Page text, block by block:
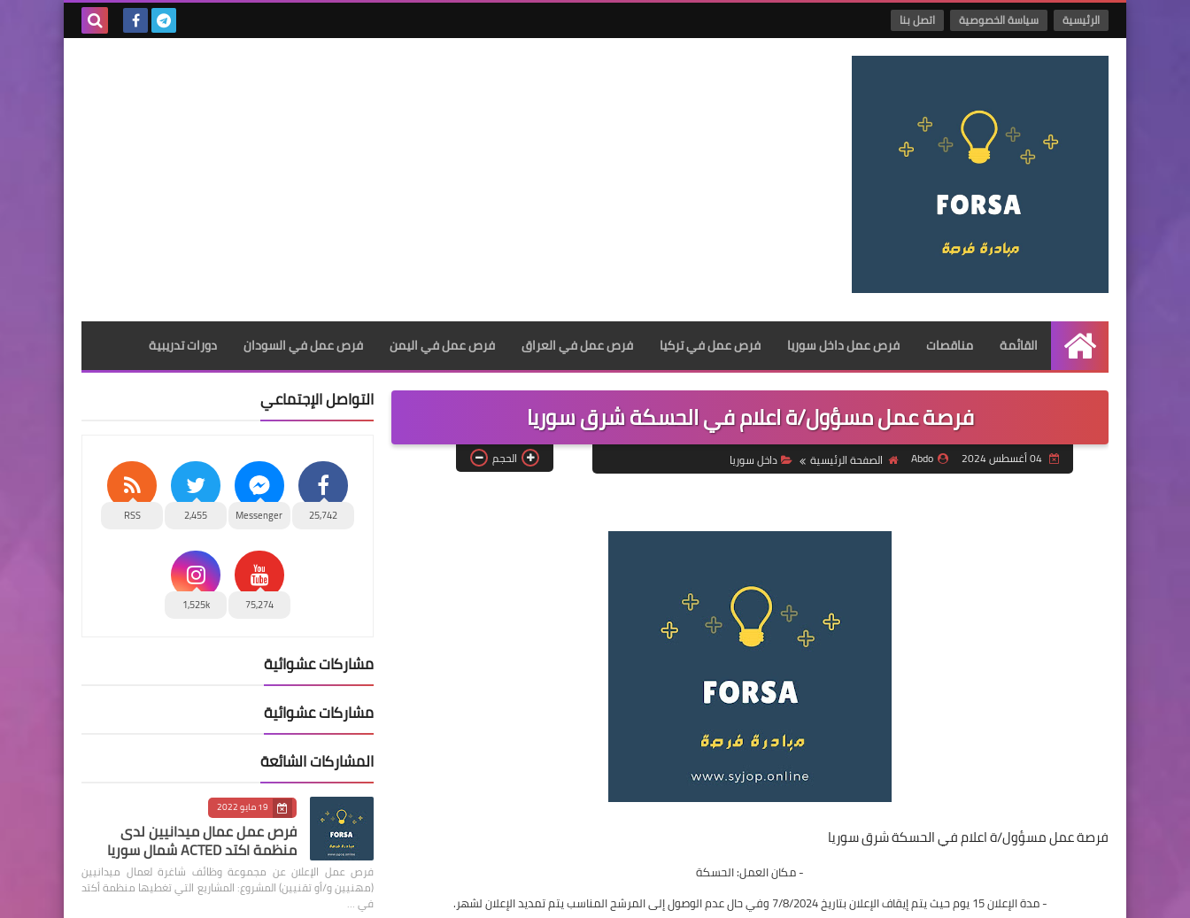
الرئيسية سياسة الخصوصية اتصل بنا
الرئيسية
القائمة مناقصات فرص عمل داخل سوريا فرص عمل في تركيا فرص عمل في العراق فرص عمل في اليمن فرص عمل في السودان دورات تدريبية
فرصة عمل مسؤول/ة اعلام في الحسكة شرق سوريا
04 أغسطس 2024 Abdo الصفحة الرئيسية داخل سوريا الحجم
فرصة عمل مسؤول/ة اعلام في الحسكة شرق سوريا
- مكان العمل: الحسكة
- مدة الإعلان 15 يوم حيث يتم إيقاف الإعلان بتاريخ 7/8/2024 وفي حال عدم الوصول إلى المرشح المناسب يتم تمديد الإعلان لشهر.
التواصل الإجتماعي
25,742
Messenger
2,455
RSS
75,274
1,525k
مشاركات عشوائية
مشاركات عشوائية
المشاركات الشائعة
19 مايو 2022
فرص عمل عمال ميدانيين لدى
منظمة اكتد ACTED شمال سوريا
فرص عمل الإعلان عن مجموعة وظائف شاغرة لعمال ميدانيين
(مهنيين و/أو تقنيين) المشروع: المشاريع التي تغطيها منظمة أكتد
في …